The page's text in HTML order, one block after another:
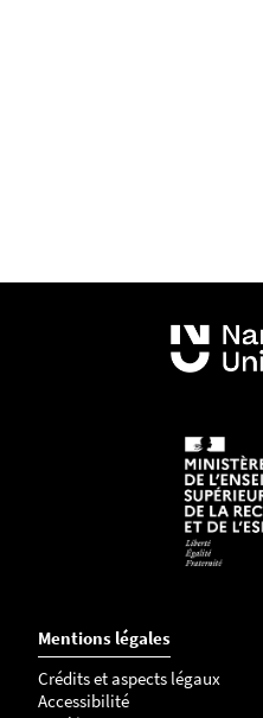
Mentions légales
Crédits et aspects légaux
Accessibilité